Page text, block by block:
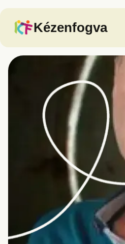
Kézenfogva